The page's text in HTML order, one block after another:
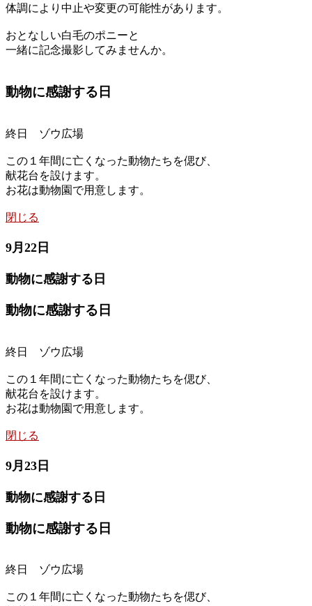
体調により中止や変更の可能性があります。
おとなしい白毛のポニーと
一緒に記念撮影してみませんか。
動物に感謝する日
終日 ゾウ広場
この１年間に亡くなった動物たちを偲び、
献花台を設けます。
お花は動物園で用意します。
閉じる
9月22日
動物に感謝する日
動物に感謝する日
終日 ゾウ広場
この１年間に亡くなった動物たちを偲び、
献花台を設けます。
お花は動物園で用意します。
閉じる
9月23日
動物に感謝する日
動物に感謝する日
終日 ゾウ広場
この１年間に亡くなった動物たちを偲び、